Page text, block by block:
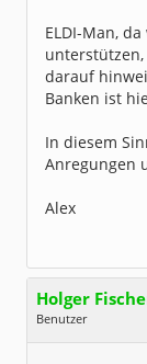
ELDI-Man,
darauf
Banken ist
In diesem
Anregungen
Alex
Holger
Benutzer
Geschlecht: